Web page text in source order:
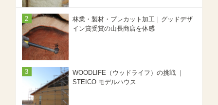
林業・製材・プレカット加工｜グッドデザ
イン賞受賞の山長商店を体感
WOODLIFE（ウッドライフ）の挑戦 ｜
STEICO モデルハウス